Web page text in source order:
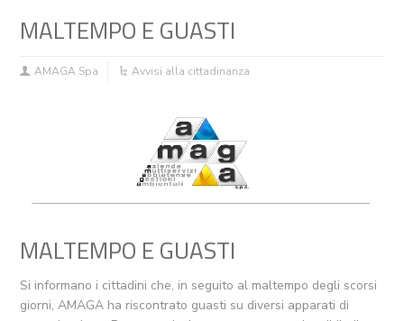
MALTEMPO E GUASTI
AMAGA Spa Avvisi alla cittadinanza
MALTEMPO E GUASTI
Si informano i cittadini che, in seguito al maltempo degli scorsi
giorni, AMAGA ha riscontrato guasti su diversi apparati di